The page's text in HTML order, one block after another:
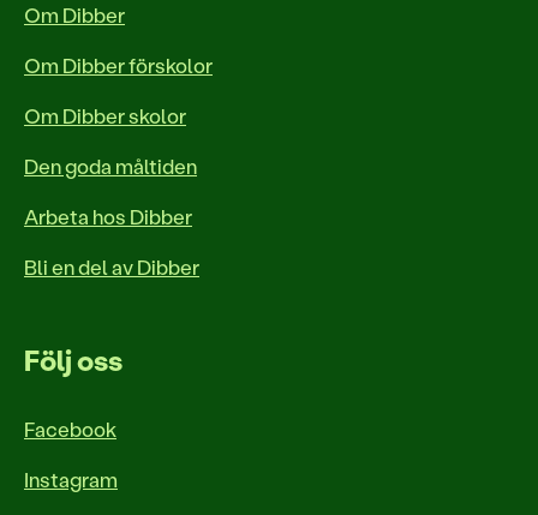
Om Dibber
Om Dibber förskolor
Om Dibber skolor
Den goda måltiden
Arbeta hos Dibber
Bli en del av Dibber
Följ oss
Facebook
Instagram